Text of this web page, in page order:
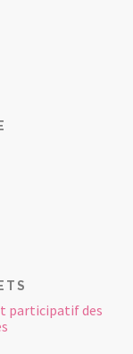
participatif des